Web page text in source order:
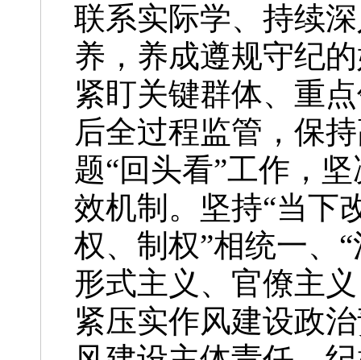
联系实际学、持续
养，养成遵规守纪
紧盯关键群体、重
后全过程监管，保
题“回头看”工作，
效机制。坚持“当下
权、制权”相统一、
形式主义、官僚主
紧压实作风建设政